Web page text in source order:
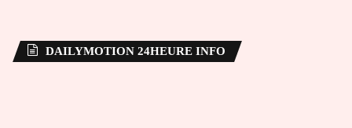
DAILYMOTION 24HEURE INFO